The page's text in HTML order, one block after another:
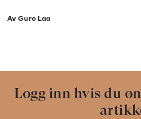
Av Guro Laa
Logg inn hvis du